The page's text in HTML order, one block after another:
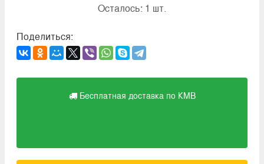
Осталось: 1 шт.
Поделиться:
Бесплатная доставка по КМВ